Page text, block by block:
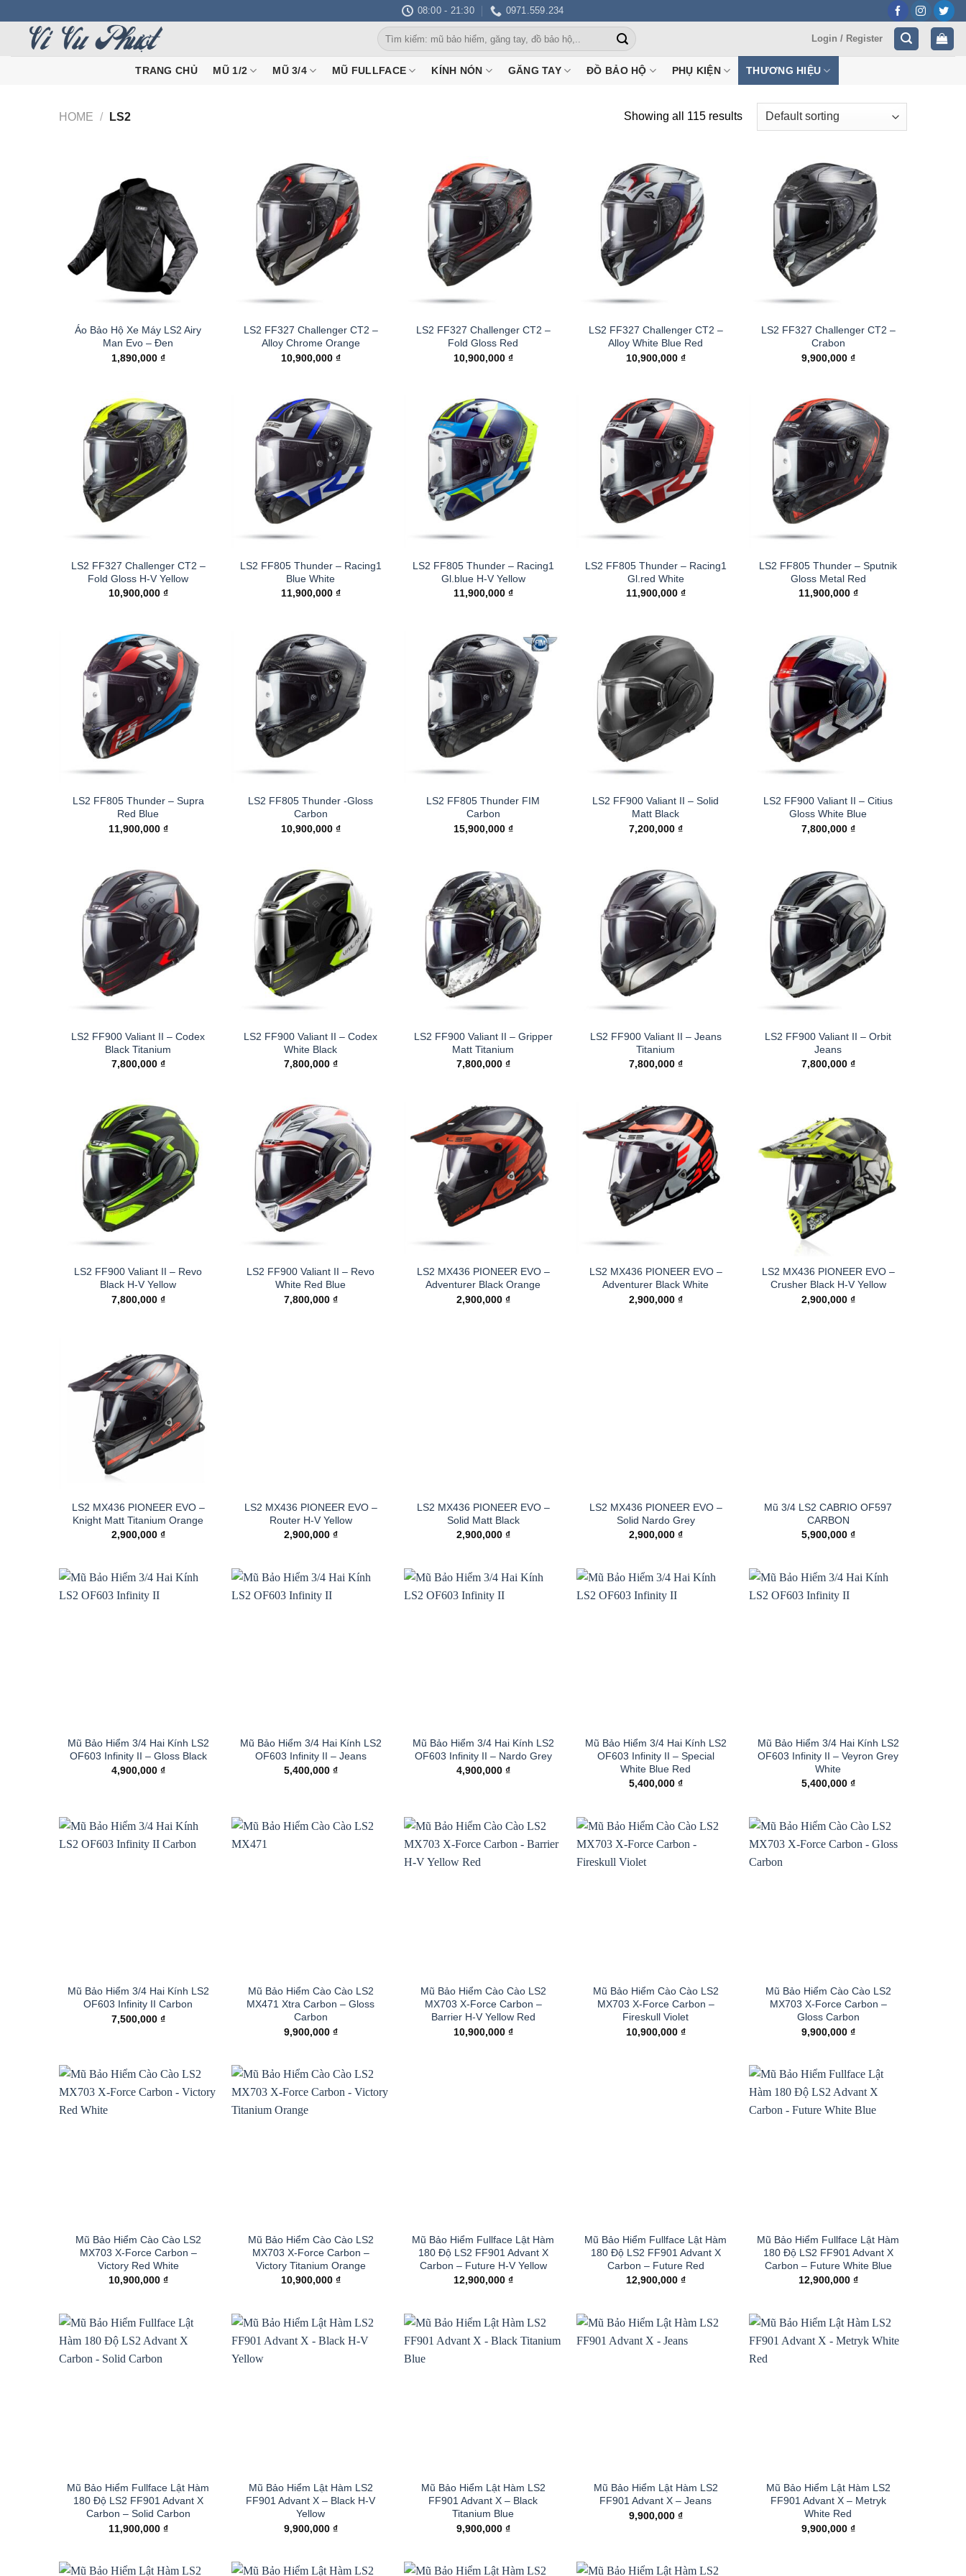
content
08:00 - 21:30 0971.559.234
Search
for:
Login / Register
TRANG CHỦ MŨ 1/2 MŨ 3/4 MŨ FULLFACE KÍNH NÓN GĂNG TAY ĐỒ BẢO HỘ PHỤ KIỆN THƯƠNG HIỆU
HOME / LS2 Showing all 115 results
Áo Bảo Hộ Xe Máy LS2 Airy
Man Evo – Đen
1,890,000 ₫
LS2 FF327 Challenger CT2 –
Alloy Chrome Orange
10,900,000 ₫
LS2 FF327 Challenger CT2 –
Fold Gloss Red
10,900,000 ₫
LS2 FF327 Challenger CT2 –
Alloy White Blue Red
10,900,000 ₫
LS2 FF327 Challenger CT2 –
Crabon
9,900,000 ₫
LS2 FF327 Challenger CT2 –
Fold Gloss H-V Yellow
10,900,000 ₫
LS2 FF805 Thunder – Racing1
Blue White
11,900,000 ₫
LS2 FF805 Thunder – Racing1
Gl.blue H-V Yellow
11,900,000 ₫
LS2 FF805 Thunder – Racing1
Gl.red White
11,900,000 ₫
LS2 FF805 Thunder – Sputnik
Gloss Metal Red
11,900,000 ₫
LS2 FF805 Thunder – Supra
Red Blue
11,900,000 ₫
LS2 FF805 Thunder -Gloss
Carbon
10,900,000 ₫
LS2 FF805 Thunder FIM
Carbon
15,900,000 ₫
LS2 FF900 Valiant II – Solid
Matt Black
7,200,000 ₫
LS2 FF900 Valiant II – Citius
Gloss White Blue
7,800,000 ₫
LS2 FF900 Valiant II – Codex
Black Titanium
7,800,000 ₫
LS2 FF900 Valiant II – Codex
White Black
7,800,000 ₫
LS2 FF900 Valiant II – Gripper
Matt Titanium
7,800,000 ₫
LS2 FF900 Valiant II – Jeans
Titanium
7,800,000 ₫
LS2 FF900 Valiant II – Orbit
Jeans
7,800,000 ₫
LS2 FF900 Valiant II – Revo
Black H-V Yellow
7,800,000 ₫
LS2 FF900 Valiant II – Revo
White Red Blue
7,800,000 ₫
LS2 MX436 PIONEER EVO –
Adventurer Black Orange
2,900,000 ₫
LS2 MX436 PIONEER EVO –
Adventurer Black White
2,900,000 ₫
LS2 MX436 PIONEER EVO –
Crusher Black H-V Yellow
2,900,000 ₫
LS2 MX436 PIONEER EVO –
Knight Matt Titanium Orange
2,900,000 ₫
LS2 MX436 PIONEER EVO –
Router H-V Yellow
2,900,000 ₫
LS2 MX436 PIONEER EVO –
Solid Matt Black
2,900,000 ₫
LS2 MX436 PIONEER EVO –
Solid Nardo Grey
2,900,000 ₫
Mũ 3/4 LS2 CABRIO OF597
CARBON
5,900,000 ₫
Mũ Bảo Hiểm 3/4 Hai Kính LS2
OF603 Infinity II – Gloss Black
4,900,000 ₫
Mũ Bảo Hiểm 3/4 Hai Kính LS2
OF603 Infinity II – Jeans
5,400,000 ₫
Mũ Bảo Hiểm 3/4 Hai Kính LS2
OF603 Infinity II – Nardo Grey
4,900,000 ₫
Mũ Bảo Hiểm 3/4 Hai Kính LS2
OF603 Infinity II – Special
White Blue Red
5,400,000 ₫
Mũ Bảo Hiểm 3/4 Hai Kính LS2
OF603 Infinity II – Veyron Grey
White
5,400,000 ₫
Mũ Bảo Hiểm 3/4 Hai Kính LS2
OF603 Infinity II Carbon
7,500,000 ₫
Mũ Bảo Hiểm Cào Cào LS2
MX471 Xtra Carbon – Gloss
Carbon
9,900,000 ₫
Mũ Bảo Hiểm Cào Cào LS2
MX703 X-Force Carbon –
Barrier H-V Yellow Red
10,900,000 ₫
Mũ Bảo Hiểm Cào Cào LS2
MX703 X-Force Carbon –
Fireskull Violet
10,900,000 ₫
Mũ Bảo Hiểm Cào Cào LS2
MX703 X-Force Carbon –
Gloss Carbon
9,900,000 ₫
Mũ Bảo Hiểm Cào Cào LS2
MX703 X-Force Carbon –
Victory Red White
10,900,000 ₫
Mũ Bảo Hiểm Cào Cào LS2
MX703 X-Force Carbon –
Victory Titanium Orange
10,900,000 ₫
Mũ Bảo Hiểm Fullface Lật Hàm
180 Độ LS2 FF901 Advant X
Carbon – Future H-V Yellow
12,900,000 ₫
Mũ Bảo Hiểm Fullface Lật Hàm
180 Độ LS2 FF901 Advant X
Carbon – Future Red
12,900,000 ₫
Mũ Bảo Hiểm Fullface Lật Hàm
180 Độ LS2 FF901 Advant X
Carbon – Future White Blue
12,900,000 ₫
Mũ Bảo Hiểm Fullface Lật Hàm
180 Độ LS2 FF901 Advant X
Carbon – Solid Carbon
11,900,000 ₫
Mũ Bảo Hiểm Lật Hàm LS2
FF901 Advant X – Black H-V
Yellow
9,900,000 ₫
Mũ Bảo Hiểm Lật Hàm LS2
FF901 Advant X – Black
Titanium Blue
9,900,000 ₫
Mũ Bảo Hiểm Lật Hàm LS2
FF901 Advant X – Jeans
9,900,000 ₫
Mũ Bảo Hiểm Lật Hàm LS2
FF901 Advant X – Metryk
White Red
9,900,000 ₫